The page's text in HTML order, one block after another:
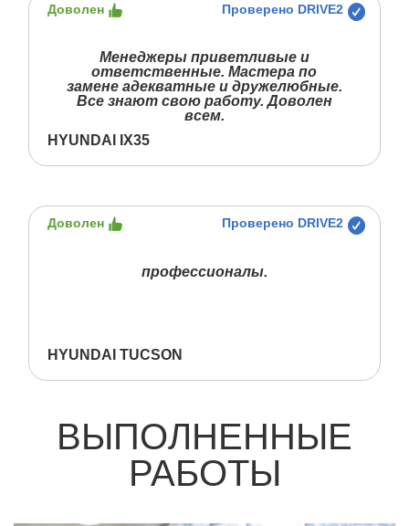
Доволен Проверено DRIVE2
Менеджеры приветливые и
ответственные. Мастера по
замене адекватные и дружелюбные.
Все знают свою работу. Доволен
всем.
HYUNDAI IX35
Доволен Проверено DRIVE2
профессионалы.
HYUNDAI TUCSON
ВЫПОЛНЕННЫЕ
РАБОТЫ